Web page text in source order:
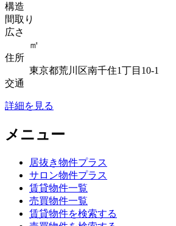
構造
間取り
広さ
㎡
住所
東京都荒川区南千住1丁目10-1
交通
詳細を見る
メニュー
居抜き物件プラス
サロン物件プラス
賃貸物件一覧
売買物件一覧
賃貸物件を検索する